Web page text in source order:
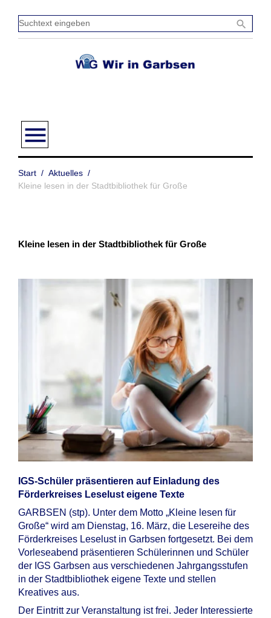
Inhalt
springen
search
menu
Start / Aktuelles /
Kleine lesen in der Stadtbibliothek für Große
Kleine lesen in der Stadtbibliothek für Große
IGS-Schüler präsentieren auf Einladung des
Förderkreises Leselust eigene Texte
GARBSEN (stp). Unter dem Motto „Kleine lesen für
Große“ wird am Dienstag, 16. März, die Lesereihe des
Förderkreises Leselust in Garbsen fortgesetzt. Bei dem
Vorleseabend präsentieren Schülerinnen und Schüler
der IGS Garbsen aus verschiedenen Jahrgangsstufen
in der Stadtbibliothek eigene Texte und stellen
Kreatives aus.
Der Eintritt zur Veranstaltung ist frei. Jeder Interessierte